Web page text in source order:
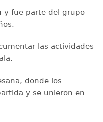
y fue parte del grupo
las actividades
donde los
y se unieron en